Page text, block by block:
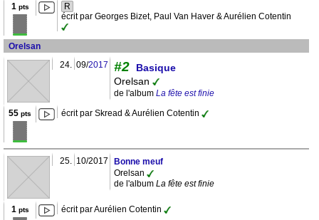
1 pts
R
écrit par Georges Bizet, Paul Van Haver & Aurélien Cotentin
Orelsan
24. 09/2017 #2
Basique
Orelsan
de l'album La fête est finie
55 pts écrit par Skread & Aurélien Cotentin
25. 10/2017
Bonne meuf
Orelsan
de l'album La fête est finie
1 pts écrit par Aurélien Cotentin